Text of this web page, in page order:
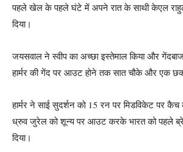
पहले खेल के पहले घंटे में अपने रात के साथी केएल
दिया।
जयसवाल ने स्वीप का अच्छा इस्तेमाल किया और
हार्मर की गेंद पर आउट होने तक सात चौके और एक
हार्मर ने साई सुदर्शन को 15 रन पर मिडविकेट पर
ध्रुव जुरेल को शून्य पर आउट करके भारत को पहले
दिया।